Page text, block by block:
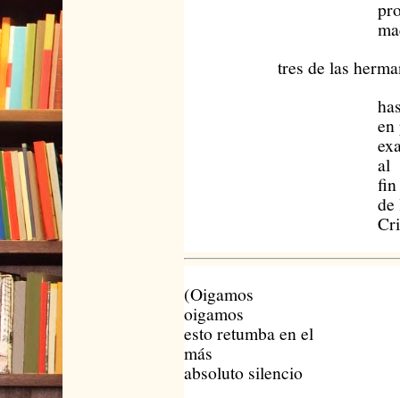
tres de las
hasta
en
al
fin fin
de la
(Oigamos
oigamos
esto retumba en el
más
absoluto silencio